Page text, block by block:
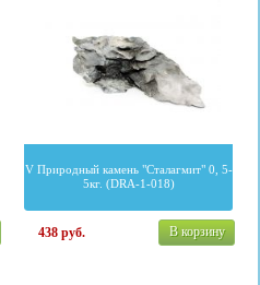
V Природный камень "Сталагмит" 0, 5-
5кг. (DRA-1-018)
438руб. В корзину